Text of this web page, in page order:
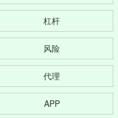
杠杆
风险
代理
APP